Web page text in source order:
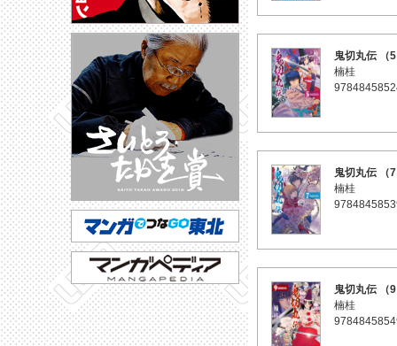
鬼切丸伝 （
楠桂
鬼切丸伝 （
楠桂
鬼切丸伝 （
楠桂